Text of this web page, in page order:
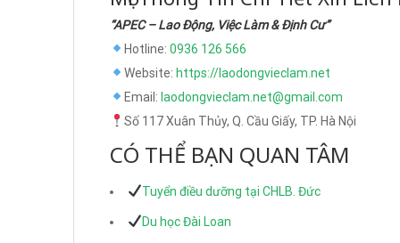
“APEC – Lao Động, Việc Làm & Định Cư”
Hotline: 0936 126 566
Website: https://laodongvieclam.net
Email: laodongvieclam.net@gmail.com
Số 117 Xuân Thủy, Q. Cầu Giấy, TP. Hà Nội
CÓ THỂ BẠN QUAN TÂM
Tuyển điều dưỡng tại CHLB. Đức
Du học Đài Loan